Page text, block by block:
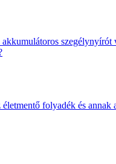
szegélynyírót
folyadék és annak